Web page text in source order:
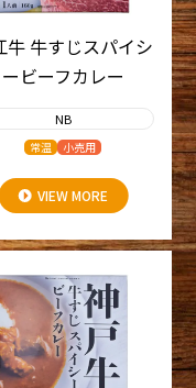
牛 牛すじスパイシ
ービーフカレー
NB
常温 小売用
VIEW MORE